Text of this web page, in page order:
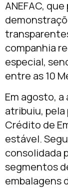
ANEFAC,
companhia
especial,
entre as 10
Em agosto, a
atribuiu, pela
Crédito de
estável.
consolidada
segmentos
embalagens